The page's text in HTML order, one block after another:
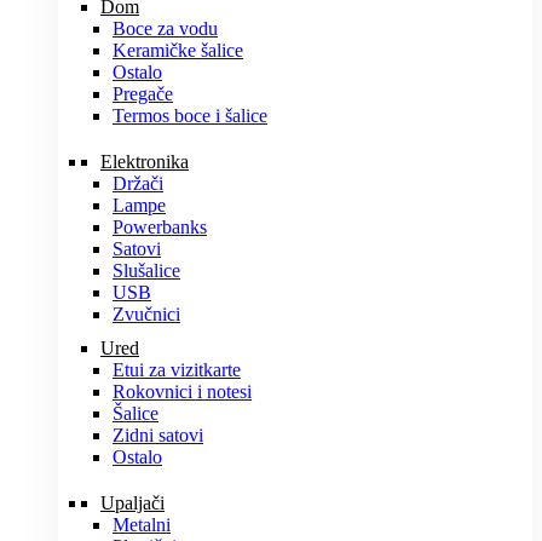
Dom
Boce za vodu
Keramičke šalice
Ostalo
Pregače
Termos boce i šalice
Elektronika
Držači
Lampe
Powerbanks
Satovi
Slušalice
USB
Zvučnici
Ured
Etui za vizitkarte
Rokovnici i notesi
Šalice
Zidni satovi
Ostalo
Upaljači
Metalni